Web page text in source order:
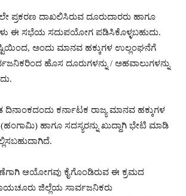
ಪ್ರಕರಣ ದಾಖಲಿಸಿರುವ ದೂರುದಾರರು ಹಾಗೂ
ಈ ಸಭೆಯ ಸದುಪಯೋಗ ಪಡಿಸಿಕೊಳ್ಳಬಹುದು.
ಅಂದು ಮಾನವ ಹಕ್ಕುಗಳ ಉಲ್ಲಂಘನೆಗೆ
ಹೊಸ ದೂರುಗಳನ್ನು / ಅಹವಾಲುಗಳನ್ನು
ದಿನಾಂಕದಂದು ಕರ್ನಾಟಕ ರಾಜ್ಯ ಮಾನವ ಹಕ್ಕುಗಳ
ಹಾಗೂ ಸದಸ್ಯರನ್ನು ಖುದ್ದಾಗಿ ಭೇಟಿ ಮಾಡಿ
ಆಯೋಗವು ಕೈಗೊಂಡಿರುವ ಈ ಕ್ರಮದ
ಜಿಲ್ಲೆಯ ಸಾರ್ವಜನಿಕರು